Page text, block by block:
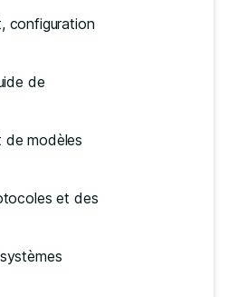
configuration
de
de modèles
et des